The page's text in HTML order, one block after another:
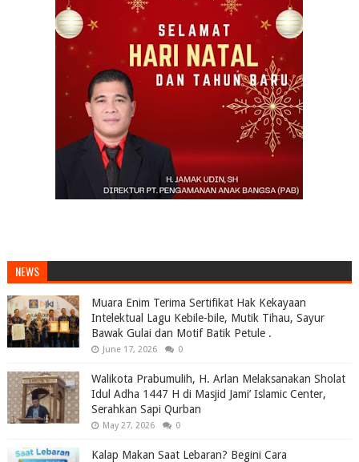
NEWS
Muara Enim Terima Sertifikat Hak Kekayaan
Intelektual Lagu Kebile-bile, Mutik Tihau, Sayur
Bawak Gulai dan Motif Batik Petule .
June 17, 2026 0
Walikota Prabumulih, H. Arlan Melaksanakan Sholat
Idul Adha 1447 H di Masjid Jami’ Islamic Center,
Serahkan Sapi Qurban
May 27, 2026 0
Kalap Makan Saat Lebaran? Begini Cara